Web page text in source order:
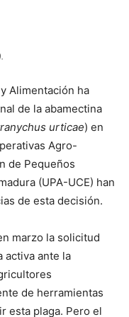
Alimentación ha
de la abamectina
urticae) en
Agro-
de Pequeños
(UPA-UCE) han
de esta decisión.
marzo la solicitud
activa ante la
de herramientas
esta plaga. Pero el